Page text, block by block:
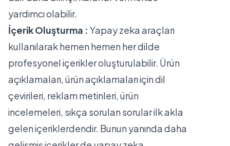
yardımcı olabilir.
İçerik Oluşturma : Yapay zeka araçları
kullanılarak hemen hemen her dilde
profesyonel içerikler oluşturulabilir. Ürün
açıklamaları, ürün açıklamaları için dil
çevirileri, reklam metinleri, ürün
incelemeleri, sıkça sorulan sorular ilk akla
gelen içeriklerdendir. Bunun yanında daha